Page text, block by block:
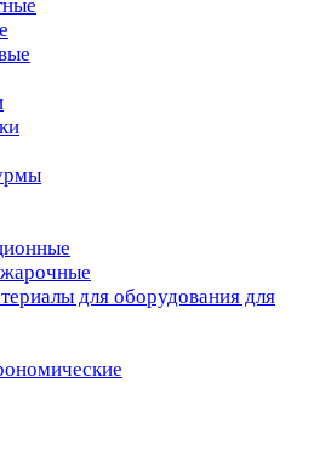
для оборудования для